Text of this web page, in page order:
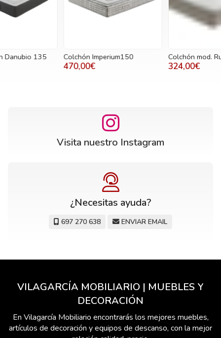
Colchón Imperium150 Colchón mod. Rubí 135
Visita nuestro Instagram
¿Necesitas ayuda?
697 270 638 ENVIAR EMAIL
VILAGARCÍA MOBILIARIO | MUEBLES Y
DECORACIÓN
En Vilagarcía Mobiliario encontrarás los mejores muebles,
artículos de decoración y equipos de descanso, con la mejor